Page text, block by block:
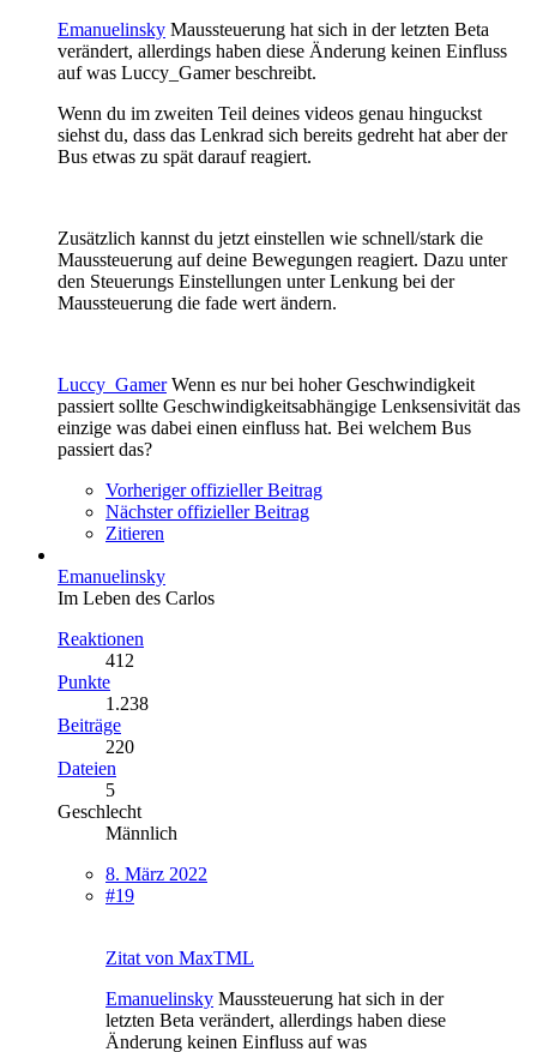
Emanuelinsky Maussteuerung hat sich in der letzten Beta
verändert, allerdings haben diese Änderung keinen Einfluss
auf was Luccy_Gamer beschreibt.
Wenn du im zweiten Teil deines videos genau hinguckst
siehst du, dass das Lenkrad sich bereits gedreht hat aber der
Bus etwas zu spät darauf reagiert.
Zusätzlich kannst du jetzt einstellen wie schnell/stark die
Maussteuerung auf deine Bewegungen reagiert. Dazu unter
den Steuerungs Einstellungen unter Lenkung bei der
Maussteuerung die fade wert ändern.
Luccy_GamerWenn es nur bei hoher Geschwindigkeit
passiert sollte Geschwindigkeitsabhängige Lenksensivität das
einzige was dabei einen einfluss hat. Bei welchem Bus
passiert das?
Vorheriger offizieller Beitrag
Nächster offizieller Beitrag
Zitieren
Emanuelinsky
Im Leben des Carlos
Reaktionen
412
Punkte
1.238
Beiträge
220
Dateien
5
Geschlecht
Männlich
8. März 2022
#19
Zitat von MaxTML
Emanuelinsky Maussteuerung hat sich in der
letzten Beta verändert, allerdings haben diese
Änderung keinen Einfluss auf was